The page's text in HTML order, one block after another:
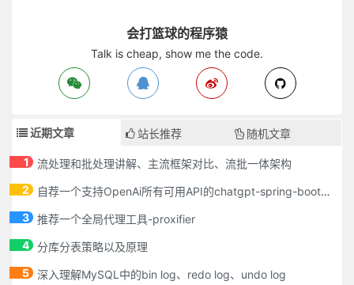
会打篮球的程序猿
Talk is cheap, show me the code.
近期文章 站长推荐 随机文章
1
流处理和批处理讲解、主流框架对比、流批一体架构
2
自荐一个支持OpenAi所有可用API的chatgpt-spring-boot-starter
3 推荐一个全局代理工具-proxifier
4
分库分表策略以及原理
5 深入理解MySQL中的bin log、redo log、undo log